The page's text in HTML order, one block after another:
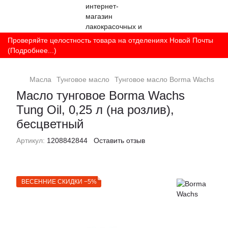
Проверяйте целостность товара на отделениях Новой Почты
(Подробнее...)
Масла Тунговое масло Тунговое масло Borma Wachs
Масло тунговое Borma Wachs
Tung Oil, 0,25 л (на розлив),
бесцветный
Артикул: 1208842844 Оставить отзыв
ВЕСЕННИЕ СКИДКИ −5%